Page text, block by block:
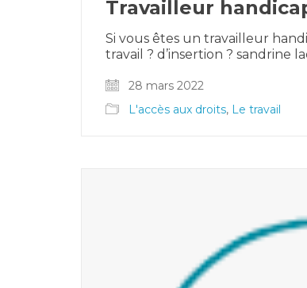
Travailleur
Si vous êtes un travailleur
travail ? d’insertion ? sandrine
28 mars 2022
L'accès aux droits, Le travail